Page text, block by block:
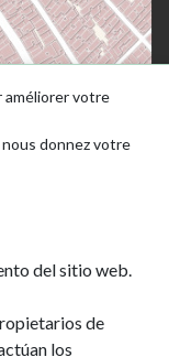
améliorer votre
donnez votre
del sitio web.
de
los